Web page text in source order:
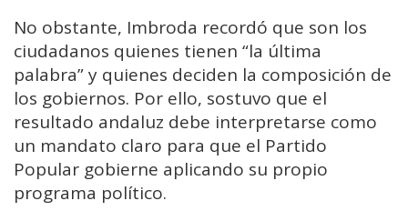
No obstante, Imbroda recordó que son los
ciudadanos quienes tienen “la última
palabra” y quienes deciden la composición de
los gobiernos. Por ello, sostuvo que el
resultado andaluz debe interpretarse como
un mandato claro para que el Partido
Popular gobierne aplicando su propio
programa político.